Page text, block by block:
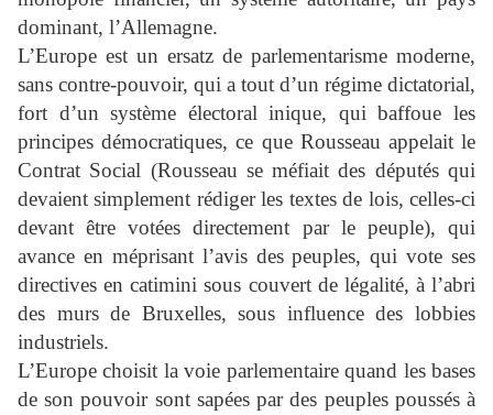
dominant, l’Allemagne.
L’Europe est un ersatz de parlementarisme moderne,
sans contre-pouvoir, qui a tout d’un régime dictatorial,
fort d’un système électoral inique, qui baffoue les
principes démocratiques, ce que Rousseau appelait le
Contrat Social (Rousseau se méfiait des députés qui
devaient simplement rédiger les textes de lois, celles-ci
devant être votées directement par le peuple), qui
avance en méprisant l’avis des peuples, qui vote ses
directives en catimini sous couvert de légalité, à l’abri
des murs de Bruxelles, sous influence des lobbies
industriels.
L’Europe choisit la voie parlementaire quand les bases
de son pouvoir sont sapées par des peuples poussés à